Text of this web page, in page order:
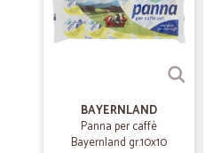
BAYERNLAND
Panna per caffè
Bayernland gr.10x10